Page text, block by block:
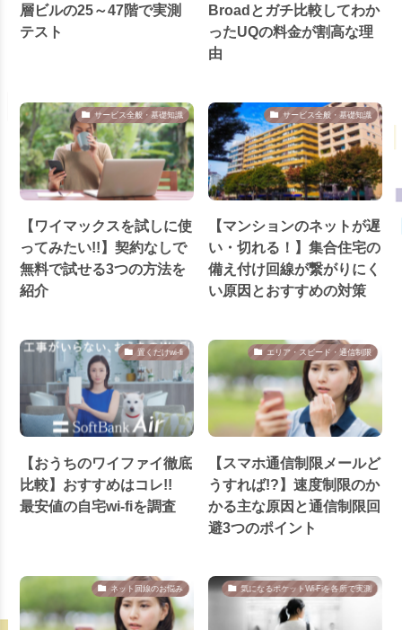
層ビルの25～47階で実測
テスト
Broadとガチ比較してわか
ったUQの料金が割高な理
由
サービス全般・基礎知識
【ワイマックスを試しに使
ってみたい!!】契約なしで
無料で試せる3つの方法を
紹介
サービス全般・基礎知識
【マンションのネットが遅
い・切れる！】集合住宅の
備え付け回線が繋がりにく
い原因とおすすめの対策
置くだけwi-fi
【おうちのワイファイ徹底
比較】おすすめはコレ!!
最安値の自宅wi-fiを調査
エリア・スピード・通信制限
【スマホ通信制限メールど
うすれば!?】速度制限のか
かる主な原因と通信制限回
避3つのポイント
ネット回線のお悩み 気になるポケットWi-Fiを各所で実測